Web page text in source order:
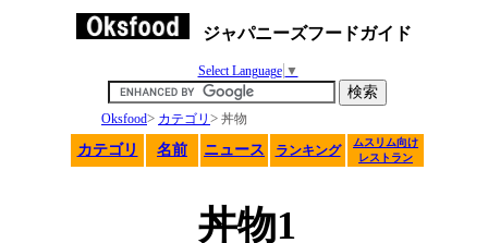
ジャパニーズフードガイド
Select Language ▼
Oksfood> カテゴリ > 丼物
カテゴリ 名前 ニュース ランキング
ムスリム向け
レストラン
丼物1